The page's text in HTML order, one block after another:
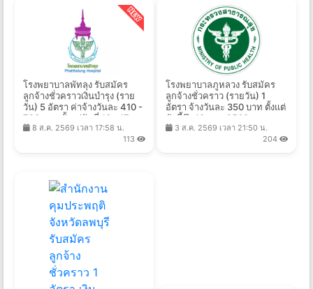
โรงพยาบาลพัทลุง รับสมัคร
ลูกจ้างชั่วคราวเงินบำรุง (ราย
วัน) 5 อัตรา ค่าจ้างวันละ 410 -
790 บาท ตั้งแต่วันที่ 10 - 17
ส.ค. 2569
8 ส.ค. 2569 เวลา 17:58 น.
113
โรงพยาบาลภูหลวง รับสมัคร
ลูกจ้างชั่วคราว (รายวัน) 1
อัตรา จ้างวันละ 350 บาท ตั้งแต่
บัดนี้ถึง 10 ส.ค. 2569
3 ส.ค. 2569 เวลา 21:50 น.
204